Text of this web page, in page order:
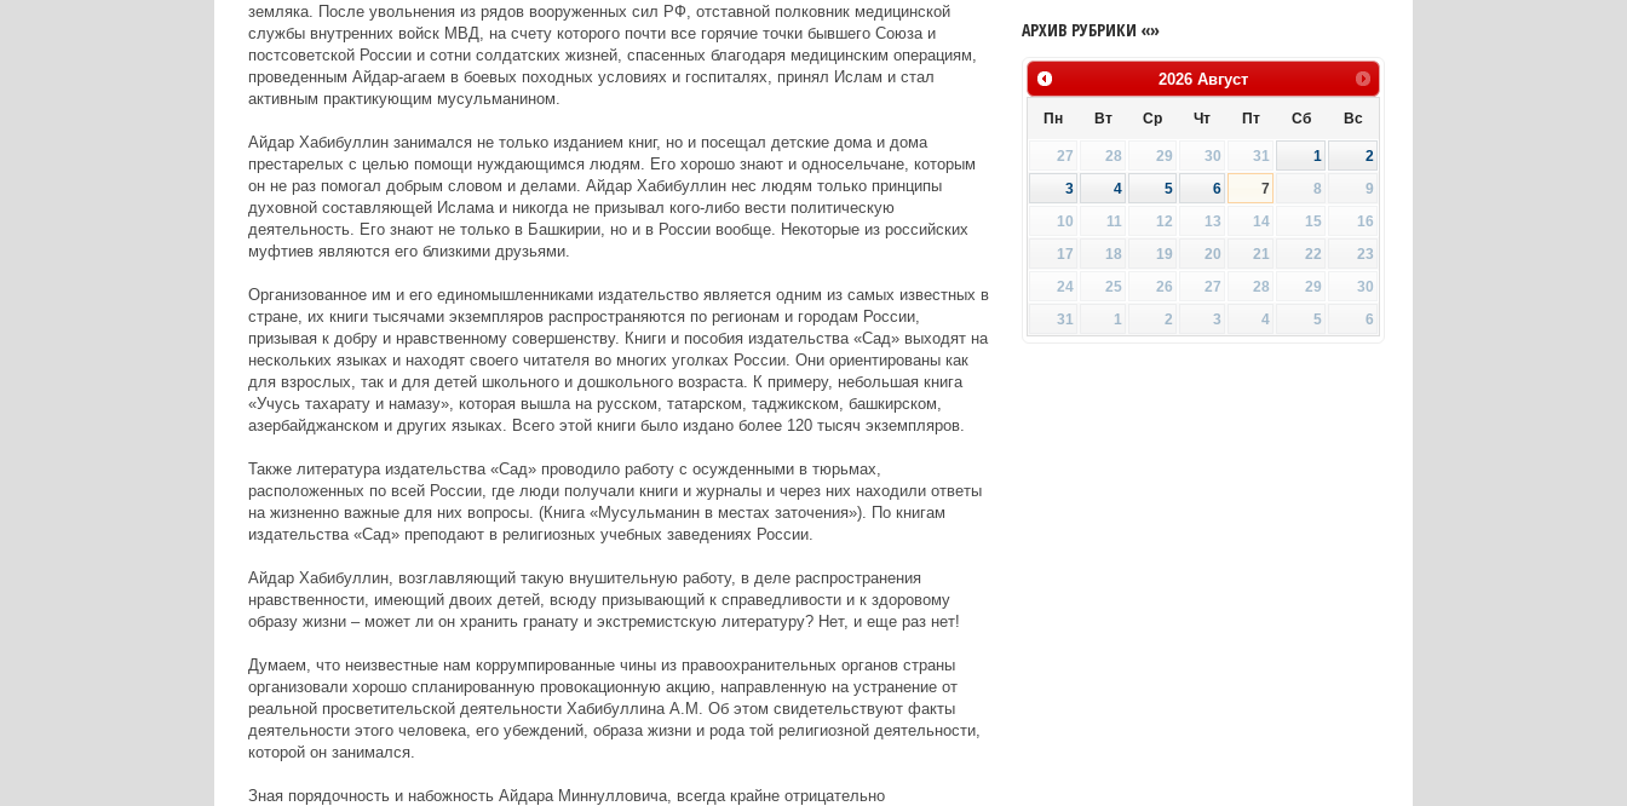
земляка. После увольнения из рядов вооруженных сил РФ, отставной полковник медицинской
службы внутренних войск МВД, на счету которого почти все горячие точки бывшего Союза и
постсоветской России и сотни солдатских жизней, спасенных благодаря медицинским операциям,
проведенным Айдар-агаем в боевых походных условиях и госпиталях, принял Ислам и стал
активным практикующим мусульманином.
Айдар Хабибуллин занимался не только изданием книг, но и посещал детские дома и дома
престарелых с целью помощи нуждающимся людям. Его хорошо знают и односельчане, которым
он не раз помогал добрым словом и делами. Айдар Хабибуллин нес людям только принципы
духовной составляющей Ислама и никогда не призывал кого-либо вести политическую
деятельность. Его знают не только в Башкирии, но и в России вообще. Некоторые из российских
муфтиев являются его близкими друзьями.
Организованное им и его единомышленниками издательство является одним из самых известных в
стране, их книги тысячами экземпляров распространяются по регионам и городам России,
призывая к добру и нравственному совершенству. Книги и пособия издательства «Сад» выходят на
нескольких языках и находят своего читателя во многих уголках России. Они ориентированы как
для взрослых, так и для детей школьного и дошкольного возраста. К примеру, небольшая книга
«Учусь тахарату и намазу», которая вышла на русском, татарском, таджикском, башкирском,
азербайджанском и других языках. Всего этой книги было издано более 120 тысяч экземпляров.
Также литература издательства «Сад» проводило работу с осужденными в тюрьмах,
расположенных по всей России, где люди получали книги и журналы и через них находили ответы
на жизненно важные для них вопросы. (Книга «Мусульманин в местах заточения»). По книгам
издательства «Сад» преподают в религиозных учебных заведениях России.
Айдар Хабибуллин, возглавляющий такую внушительную работу, в деле распространения
нравственности, имеющий двоих детей, всюду призывающий к справедливости и к здоровому
образу жизни – может ли он хранить гранату и экстремистскую литературу? Нет, и еще раз нет!
Думаем, что неизвестные нам коррумпированные чины из правоохранительных органов страны
организовали хорошо спланированную провокационную акцию, направленную на устранение от
реальной просветительской деятельности Хабибуллина А.М. Об этом свидетельствуют факты
деятельности этого человека, его убеждений, образа жизни и рода той религиозной деятельности,
которой он занимался.
Зная порядочность и набожность Айдара Миннулловича, всегда крайне отрицательно
АРХИВ РУБРИКИ «»
2026 Август
Пн Вт Ср Чт Пт Сб Вс
27 28 29 30 31 1
2
3
4 5 6 7 8
9
10
11 12 13 14 15
16
17
18 19 20 21 22
23
24
25 26 27 28 29
30
31
1 2 3 4 5 6